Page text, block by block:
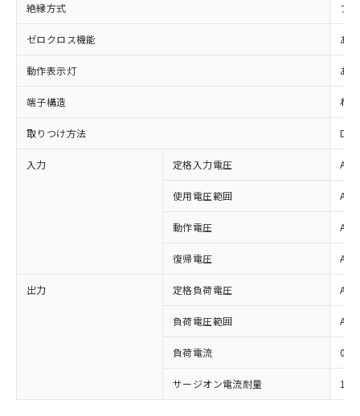
絶縁方式 フ
ゼロクロス機能 あり
動作表示灯 あり
端子構造 ね
取りつけ方法 DIN
入力 定格入力電圧
使用電圧範囲
動作電圧
復帰電圧
出力 定格負荷電圧
負荷電圧範囲
負荷電流 0.1
サージオン電流耐量
対応済み：EU RoHS指令（10物質）の
対応予定：EU RoHS指令（10物質）の非含
有に対応した製品に切り替える予定のある